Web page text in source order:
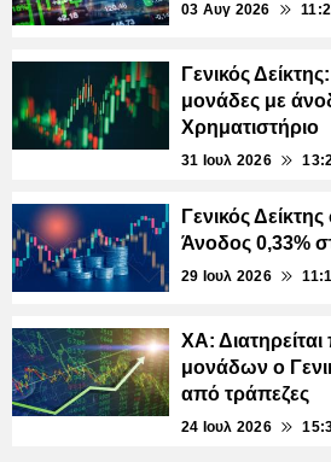
03 Αυγ 2026
Γενικός
μονάδες με
Χρηματιστήριο
31 Ιουλ 2026
Γενικός
Άνοδος 0,33%
29 Ιουλ 2026
ΧΑ:
μονάδων ο
από τράπεζες
24 Ιουλ 2026